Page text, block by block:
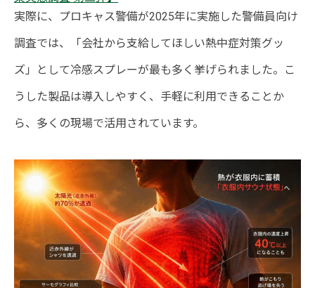
実際に、プロキャス警備が2025年に実施した警備員向け
調査では、「会社から支給してほしい熱中症対策グッ
ズ」として冷感スプレーが最も多く挙げられました。こ
うした製品は導入しやすく、手軽に利用できることか
ら、多くの現場で活用されています。